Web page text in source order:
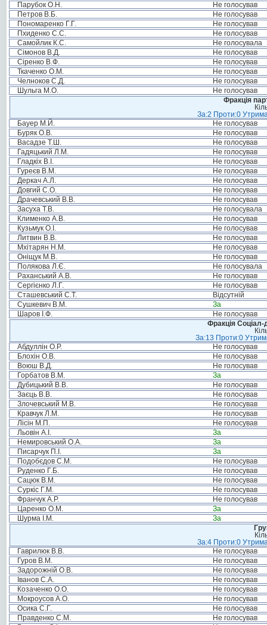
Парубок О.Н.
Не голосував
Петров В.Б.
Не голосував
Пономаренко Г.Г.
Не голосував
Пхиденко С.С.
Не голосував
Самойлик К.С.
Не голосувала
Сімонов В.Д.
Не голосував
Сіренко В.Ф.
Не голосував
Ткаченко О.М.
Не голосував
Челноков С.Д.
Не голосував
Шульга М.О.
Не голосував
Фракція
За:2 Проти:0
Бауер М.Й.
Не голосував
Буряк О.В.
Не голосував
Васадзе Т.Ш.
Не голосував
Гадяцький Л.М.
Не голосував
Гладкіх В.І.
Не голосував
Гуреєв В.М.
Не голосував
Деркач А.Л.
Не голосував
Довгий С.О.
Не голосував
Драчевський В.В.
Не голосував
Засуха Т.В.
Не голосувала
Клименко А.В.
Не голосував
Кузьмук О.І.
Не голосував
Литвин В.В.
Не голосував
Мхітарян Н.М.
Не голосував
Оніщук М.В.
Не голосував
Полякова Л.Є.
Не голосувала
Раханський А.В.
Не голосував
Сергієнко Л.Г.
Не голосував
Сташевський С.Т.
Відсутній
Сушкевич В.М.
За
Шаров І.Ф.
Не голосував
Фракція Соціал-
За:13 Проти:0
Абдуллін О.Р.
Не голосував
Блохін О.В.
Не голосував
Воюш В.Д.
Не голосував
Горбатов В.М.
За
Дубицький В.В.
Не голосував
Заєць В.В.
Не голосував
Злочевський М.В.
Не голосував
Кравчук Л.М.
Не голосував
Лісін М.П.
Не голосував
Льовін А.І.
За
Немировський О.А.
За
Писарчук П.І.
За
Подобєдов С.М.
Не голосував
Руденко Г.Б.
Не голосував
Сацюк В.М.
Не голосував
Суркіс Г.М.
Не голосував
Франчук А.Р.
Не голосував
Царенко О.М.
За
Шурма І.М.
За
За:4 Проти:0
Гаврилюк В.В.
Не голосував
Гуров В.М.
Не голосував
Задорожній О.В.
Не голосував
Іванов С.А.
Не голосував
Козаченко О.О.
Не голосував
Мокроусов А.О.
Не голосував
Осика С.Г.
Не голосував
Правденко С.М.
Не голосував